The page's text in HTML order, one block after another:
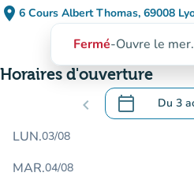
place 6 Cours Albert Thomas, 69008
(ouvrir dans
(nouvel
Fermé-Ouvre le
Horaires d'ouverture
chevron_left calendar_today Du 3
.Ouvrir le
LUN.03/08
MAR.04/08